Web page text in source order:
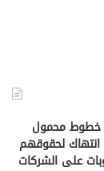
خطوط محمول
لحقوقهم
على الشركات